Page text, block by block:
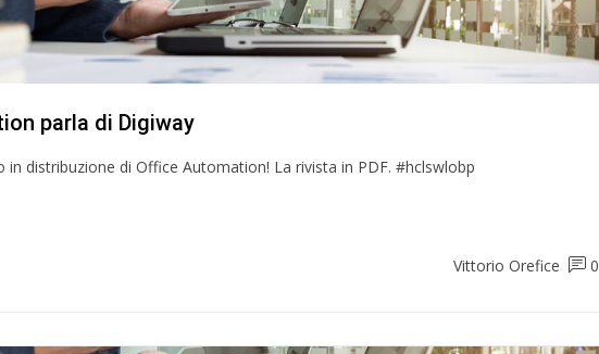
parla di Digiway
in distribuzione di Office Automation! La rivista in PDF. #hclswlobp
Vittorio Orefice 0